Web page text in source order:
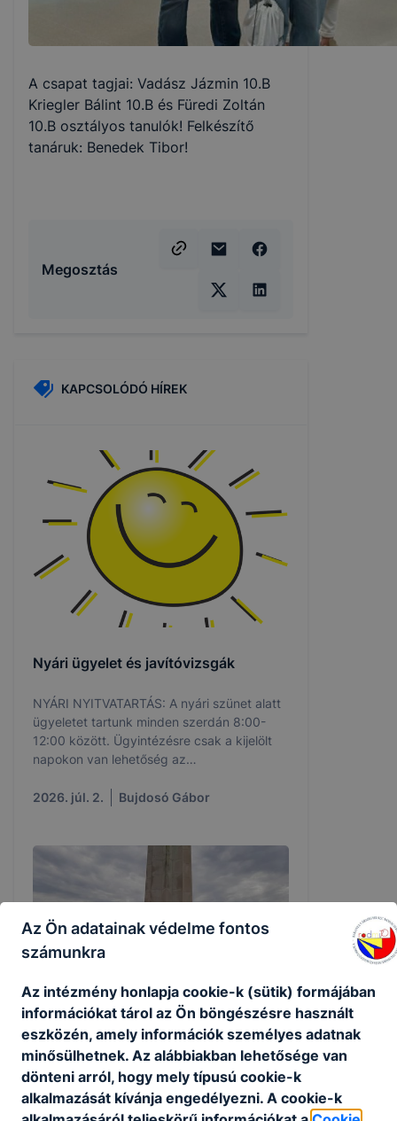
A csapat tagjai: Vadász Jázmin 10.B
Kriegler Bálint 10.B és Füredi Zoltán
10.B osztályos tanulók! Felkészítő
tanáruk: Benedek Tibor!
Megosztás
KAPCSOLÓDÓ HÍREK
Nyári ügyelet és javítóvizsgák
NYÁRI NYITVATARTÁS: A nyári szünet alatt
ügyeletet tartunk minden szerdán 8:00-
12:00 között. Ügyintézésre csak a kijelölt
napokon van lehetőség az
2026. júl. 2.
Bujdosó Gábor
Eszéki kirándulás (2026 Június)
2026.06.01-jén a 2/10-2, 2/10-3., a 10.A
osztályok, illetve a 10.B, a 9.A, 9.C
Az Ön adatainak védelme fontos
számunkra
Az intézmény honlapja cookie-k (sütik) formájában
információkat tárol az Ön böngészésre használt
eszközén, amely információk személyes adatnak
minősülhetnek. Az alábbiakban lehetősége van
dönteni arról, hogy mely típusú cookie-k
alkalmazását kívánja engedélyezni. A cookie-k